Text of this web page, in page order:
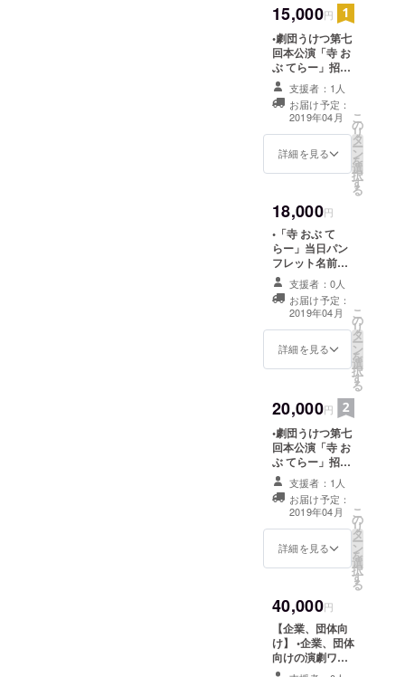
キャンプファイ
ヤーでお使いの
ID宛にご連絡い
たします。その
際にご希望の名
前、Tシャツのサ
イズ(リターン詳
細にて記載)をお
教えください。
15,000円
•劇団うけつ第七
回本公演「寺 お
ぶ てらー」招待
•開場前特別入場
•「寺おぶて
らー」当日パン
フレットに名前
記載 •DVD作成
時のエンドロー
ルに名前記載 •劇
非売品) •「寺お
ぶてらー」DVD
※支援後、本公演
前にこちらから
キャンプファイ
ヤーでお使いの
ID宛にご連絡い
たします。その
際にご希望の名
前、本公演希望
日時、Tシャツの
サイズ(リターン
記載)をお教えく
ださい。
支援者：1人
お届け予定：
2019年04月
詳細を見る
こ
の
リ
タ
ー
ン
を
選
択
す
る
18,000円
•「寺 おぶ て
らー」当日パン
フレット名前記
載 •DVD作成時
のエンドロール
に名前記載 •「寺
おぶてらー」
DVD •ぺチョン
くん(劇団うけつ
ツ+参加役者の直
筆サイン入り ※
支援後、本公演
前にこちらから
キャンプファイ
ヤーでお使いの
ID宛にご連絡い
たします。その
際にご希望の名
前、Tシャツのサ
細にて記載)をお
教えください。 •
の為だけに作る
短編お芝居動画
（希望役者と希
望テーマの記載
可）
支援者：0人
お届け予定：
2019年04月
詳細を見る
こ
の
リ
タ
ー
ン
を
選
択
す
る
20,000円
•劇団うけつ第七
回本公演「寺 お
ぶ てらー」招待
•本公演開場前入
場 •「寺 おぶ て
らー」当日パン
フレット名前記
載 •DVD作成時
のエンドロール
に名前記載 •「寺
くん(劇団うけつ
オリジナルキャ
ラクター)Tシャ
ツ+参加役者の直
筆サイン入り ※
支援者：1人
お届け予定：
2019年04月
詳細を見る
こ
の
リ
タ
ー
ン
を
選
択
す
る
40,000円
【企業、団体向
け】 •企業、団体
向けの演劇ワー
クショップの開